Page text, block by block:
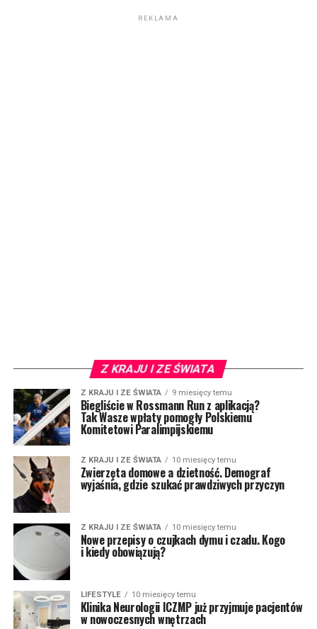
REKLAMA
Z KRAJU I ZE ŚWIATA
Z KRAJU I ZE ŚWIATA 9 miesięcy temu
Biegliście w Rossmann Run z aplikacją?
Tak Wasze wpłaty pomogły Polskiemu
Komitetowi Paralimpijskiemu
Z KRAJU I ZE ŚWIATA 10 miesięcy temu
Zwierzęta domowe a dzietność. Demograf
wyjaśnia, gdzie szukać prawdziwych przyczyn
Z KRAJU I ZE ŚWIATA 10 miesięcy temu
Nowe przepisy o czujkach dymu i czadu. Kogo
i kiedy obowiązują?
LIFESTYLE 10 miesięcy temu
Klinika Neurologii ICZMP już przyjmuje pacjentów
w nowoczesnych wnętrzach